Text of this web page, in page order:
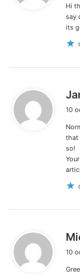
Hi
say
its
10
that
so!
10